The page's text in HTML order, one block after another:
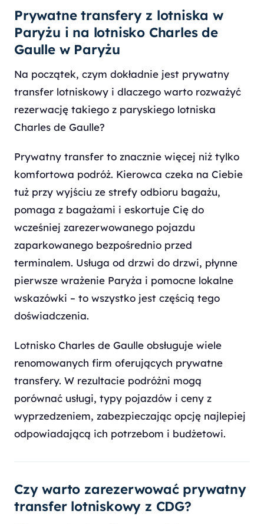
Prywatne transfery z lotniska w
Paryżu i na lotnisko Charles de
Gaulle w Paryżu
Na początek, czym dokładnie jest prywatny
transfer lotniskowy i dlaczego warto rozważyć
rezerwację takiego z paryskiego lotniska
Charles de Gaulle?
Prywatny transfer to znacznie więcej niż tylko
komfortowa podróż. Kierowca czeka na Ciebie
tuż przy wyjściu ze strefy odbioru bagażu,
pomaga z bagażami i eskortuje Cię do
wcześniej zarezerwowanego pojazdu
zaparkowanego bezpośrednio przed
terminalem. Usługa od drzwi do drzwi, płynne
pierwsze wrażenie Paryża i pomocne lokalne
wskazówki – to wszystko jest częścią tego
doświadczenia.
Lotnisko Charles de Gaulle obsługuje wiele
renomowanych firm oferujących prywatne
transfery. W rezultacie podróżni mogą
porównać usługi, typy pojazdów i ceny z
wyprzedzeniem, zabezpieczając opcję najlepiej
odpowiadającą ich potrzebom i budżetowi.
Czy warto zarezerwować prywatny
transfer lotniskowy z CDG?